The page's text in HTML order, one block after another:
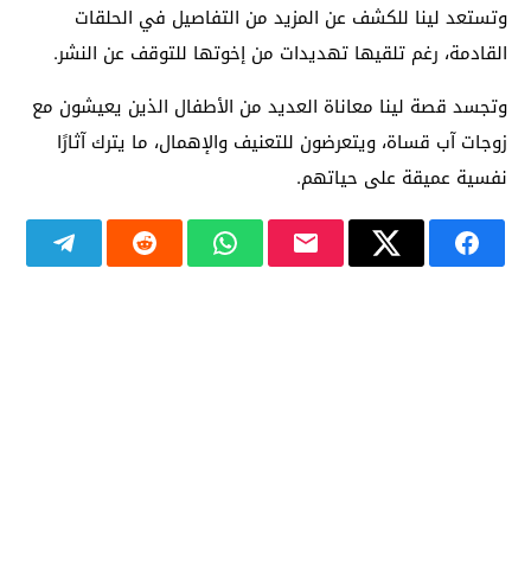
وتستعد لينا للكشف عن المزيد من التفاصيل في الحلقات
القادمة، رغم تلقيها تهديدات من إخوتها للتوقف عن النشر.
وتجسد قصة لينا معاناة العديد من الأطفال الذين يعيشون مع
زوجات آب قساة، ويتعرضون للتعنيف والإهمال، ما يترك آثارًا
نفسية عميقة على حياتهم.